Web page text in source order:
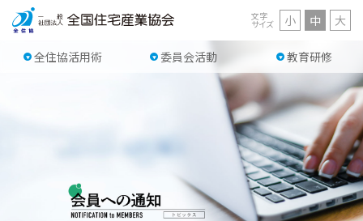
全住協活用術 委員会活動 教育研修
文字
サイズ 小 中 大